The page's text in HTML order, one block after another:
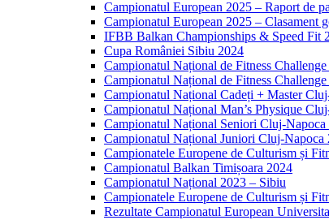
Campionatul European 2025 – Raport de
Campionatul European 2025 – Clasament
IFBB Balkan Championships & Speed Fit
Cupa României Sibiu 2024
Campionatul Național de Fitness
Campionatul Național de Fitness
Campionatul Național Cadeți + Master
Campionatul Național Man’s Physique
Campionatul Național Seniori Cluj-Napoca
Campionatul Național Juniori Cluj-Napoca
Campionatele Europene de Culturism și
Campionatul Balkan Timișoara 2024
Campionatul Național 2023 – Sibiu
Campionatele Europene de Culturism și
Rezultate Campionatul European